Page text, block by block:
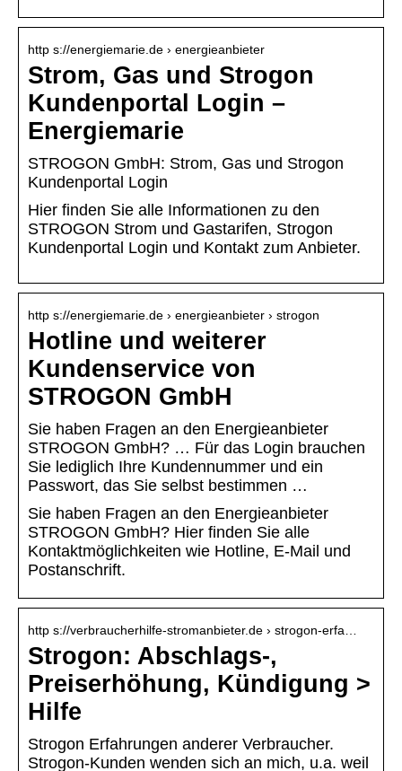
http s://energiemarie.de › energieanbieter
Strom, Gas und Strogon
Kundenportal Login –
Energiemarie
STROGON GmbH: Strom, Gas und Strogon
Kundenportal Login
Hier finden Sie alle Informationen zu den
STROGON Strom und Gastarifen, Strogon
Kundenportal Login und Kontakt zum Anbieter.
http s://energiemarie.de › energieanbieter › strogon
Hotline und weiterer
Kundenservice von
STROGON GmbH
Sie haben Fragen an den Energieanbieter
STROGON GmbH? … Für das Login brauchen
Sie lediglich Ihre Kundennummer und ein
Passwort, das Sie selbst bestimmen …
Sie haben Fragen an den Energieanbieter
STROGON GmbH? Hier finden Sie alle
Kontaktmöglichkeiten wie Hotline, E-Mail und
Postanschrift.
http s://verbraucherhilfe-stromanbieter.de › strogon-erfa…
Strogon: Abschlags-,
Preiserhöhung, Kündigung >
Hilfe
Strogon Erfahrungen anderer Verbraucher.
Strogon-Kunden wenden sich an mich, u.a. weil